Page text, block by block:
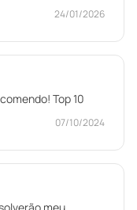
24/01/2026
Top 10
07/10/2024